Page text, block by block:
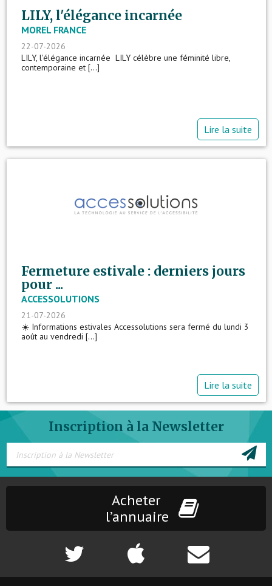
LILY, l'élégance incarnée
MOREL FRANCE
22-07-2026
LILY, l'élégance incarnée LILY célèbre une féminité libre,
contemporaine et [...]
Lire la suite
Fermeture estivale : derniers jours
pour ...
ACCESSOLUTIONS
21-07-2026
☀️ Informations estivales Accessolutions sera fermé du lundi 3
août au vendredi [...]
Lire la suite
Inscription à la Newsletter
Acheter
l’annuaire